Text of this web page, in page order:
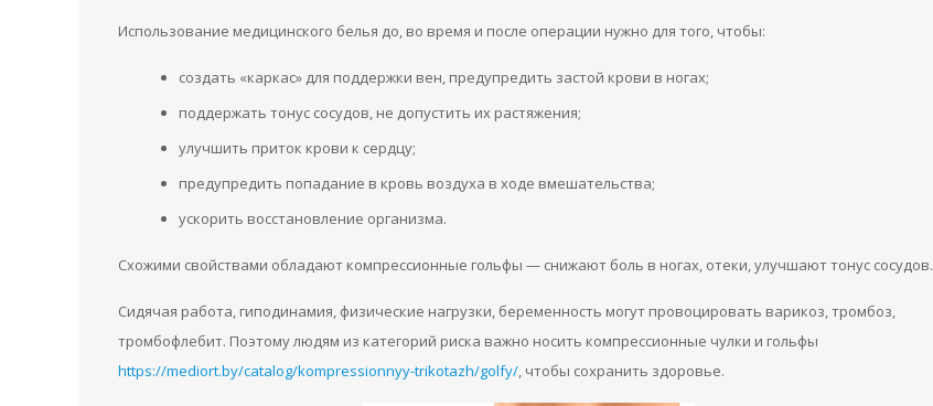
Использование медицинского белья до, во время и после операции нужно для того, чтобы:
создать «каркас» для поддержки вен, предупредить застой крови в ногах;
поддержать тонус сосудов, не допустить их растяжения;
улучшить приток крови к сердцу;
предупредить попадание в кровь воздуха в ходе вмешательства;
ускорить восстановление организма.
Схожими свойствами обладают компрессионные гольфы — снижают боль в ногах, отеки, улучшают тонус сосудов.
Сидячая работа, гиподинамия, физические нагрузки, беременность могут провоцировать варикоз, тромбоз,
тромбофлебит. Поэтому людям из категорий риска важно носить компрессионные чулки и гольфы
https://mediort.by/catalog/kompressionnyy-trikotazh/golfy/, чтобы сохранить здоровье.